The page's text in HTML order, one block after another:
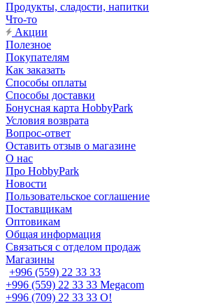
Продукты, сладости, напитки
Что-то
Акции
Полезное
Покупателям
Как заказать
Способы оплаты
Способы доставки
Бонусная карта HobbyPark
Условия возврата
Вопрос-ответ
Оставить отзыв о магазине
О нас
Про HobbyPark
Новости
Пользовательское соглашение
Поставщикам
Оптовикам
Общая информация
Связаться с отделом продаж
Магазины
+996 (559) 22 33 33
+996 (559) 22 33 33 Megacom
+996 (709) 22 33 33 O!